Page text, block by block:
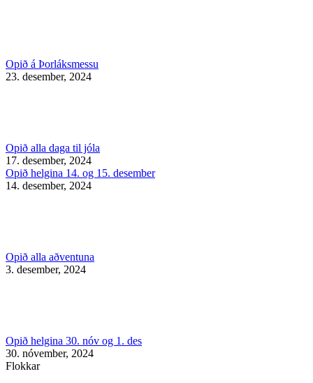
Opið á Þorláksmessu
23. desember, 2024
Opið alla daga til jóla
17. desember, 2024
Opið helgina 14. og 15. desember
14. desember, 2024
Opið alla aðventuna
3. desember, 2024
Opið helgina 30. nóv og 1. des
30. nóvember, 2024
Flokkar